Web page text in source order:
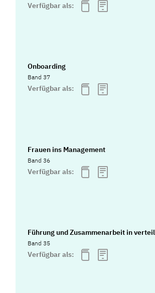
Verfügbar als:
Onboarding
Band 37
Verfügbar als:
Frauen ins Management
Band 36
Verfügbar als:
Führung und Zusammenarbeit in
Band 35
Verfügbar als: